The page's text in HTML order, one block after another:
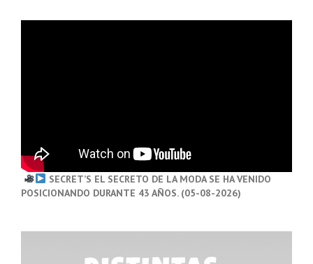
SECRET’S EL SECRETO DE LA MODA SE HA VENIDO
POSICIONANDO DURANTE 43 AÑOS. (05-08-2026)